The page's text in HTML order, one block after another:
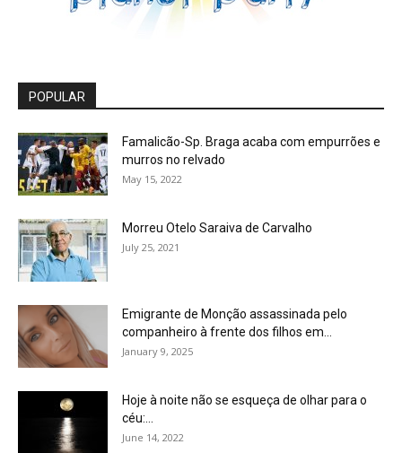
POPULAR
Famalicão-Sp. Braga acaba com empurrões e
murros no relvado
May 15, 2022
Morreu Otelo Saraiva de Carvalho
July 25, 2021
Emigrante de Monção assassinada pelo
companheiro à frente dos filhos em...
January 9, 2025
Hoje à noite não se esqueça de olhar para o
céu:...
June 14, 2022